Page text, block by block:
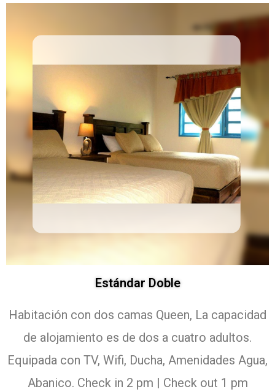
Estándar Doble
Habitación con dos camas Queen, La capacidad
de alojamiento es de dos a cuatro adultos.
Equipada con TV, Wifi, Ducha, Amenidades Agua,
Abanico. Check in 2 pm | Check out 1 pm